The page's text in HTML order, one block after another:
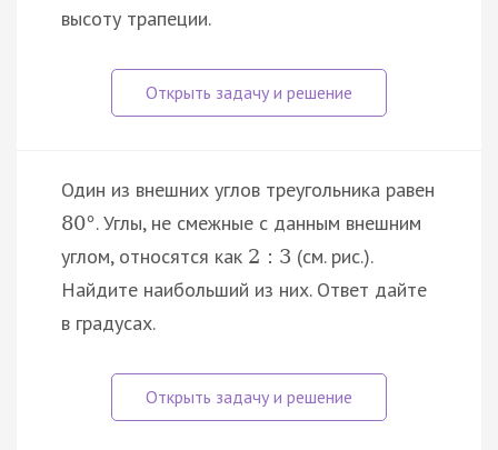
высоту трапеции.
Один из внешних углов треугольника равен
80°. Углы, не смежные с данным внешним
углом, относятся как 2 : 3 (см. рис.).
Найдите наибольший из них. Ответ дайте
в градусах.